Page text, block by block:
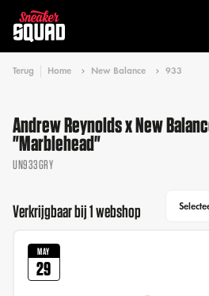
Terug Home New Balance 933
Andrew Reynolds x New
"Marblehead"
UN933GRY
Verkrijgbaar bij 1 webshop
MAY
29